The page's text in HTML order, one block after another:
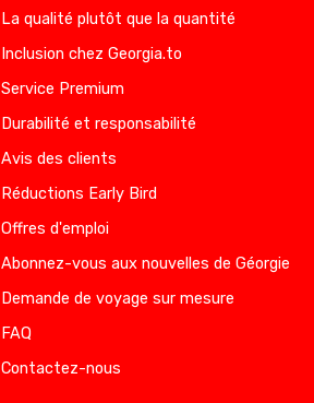
La qualité plutôt que la quantité
Inclusion chez Georgia.to
Service Premium
Durabilité et responsabilité
Avis des clients
Réductions Early Bird
Offres d'emploi
Abonnez-vous aux nouvelles de Géorgie
Demande de voyage sur mesure
FAQ
Contactez-nous